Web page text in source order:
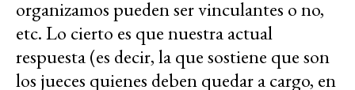
organizamos pueden ser vinculantes o no,
etc. Lo cierto es que nuestra actual
respuesta (es decir, la que sostiene que son
los jueces quienes deben quedar a cargo, en